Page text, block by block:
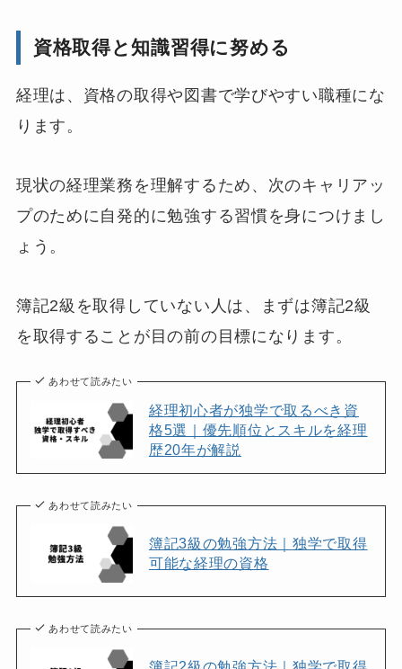
資格取得と知識習得に努める
経理は、資格の取得や図書で学びやすい職種にな
ります。
現状の経理業務を理解するため、次のキャリアッ
プのために自発的に勉強する習慣を身につけまし
ょう。
簿記2級を取得していない人は、まずは簿記2級
を取得することが目の前の目標になります。
あわせて読みたい
経理初心者が独学で取るべき資
格5選｜優先順位とスキルを経理
歴20年が解説
あわせて読みたい
簿記3級の勉強方法｜独学で取得
可能な経理の資格
あわせて読みたい